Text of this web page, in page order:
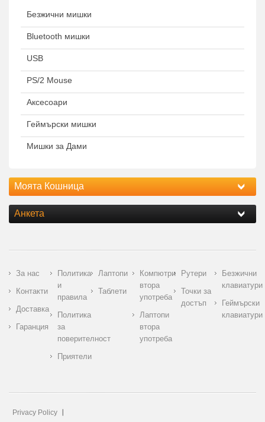
Безжични мишки
Bluetooth мишки
USB
PS/2 Mouse
Аксесоари
Геймърски мишки
Мишки за Дами
Моята Кошница
Анкета
За нас
Контакти
Доставка
Гаранция
Политика
и
правила
Политика
за
поверителност
Приятели
Лаптопи
Таблети
Компютри
втора
употреба
Лаптопи
втора
употреба
Рутери
Точки за
достъп
Безжични
клавиатури
Геймърски
клавиатури
Privacy Policy